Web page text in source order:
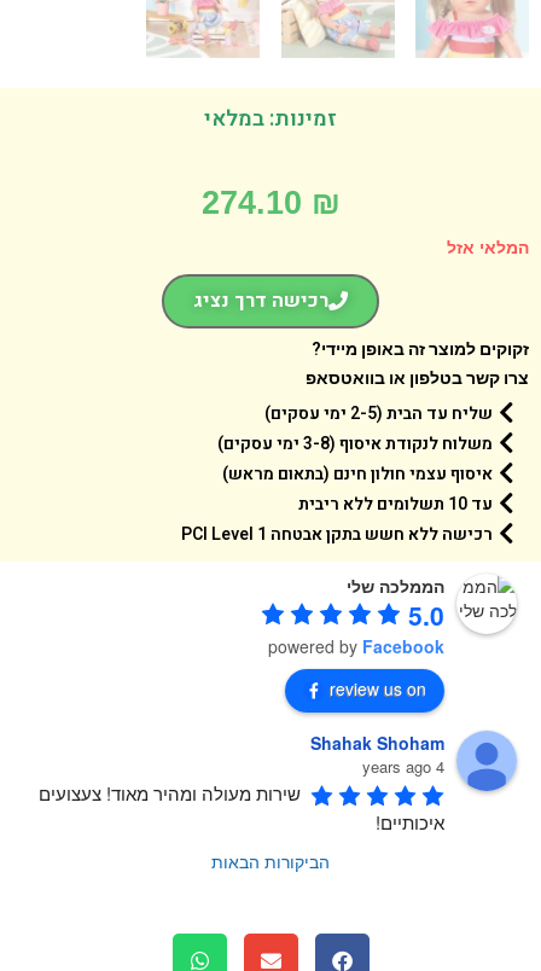
זמינות: במלאי
274.10
אזל
רכישה דרך נציג
למוצר זה באופן מיידי?
קשר בטלפון או בוואטסאפ
שליח עד הבית (2-5 ימי עסקים)
משלוח לנקודת איסוף (3-8 ימי עסקים)
איסוף עצמי חולון חינם (בתאום מראש)
עד 10 תשלומים ללא ריבית
רכישה ללא חשש בתקן אבטחה 1 PCI Level
הממלכה שלי
5.0
powered byFacebook
review us on
Shahak Shoham
4 years ago
שירות מעולה ומהיר מאוד! צעצועים
איכותיים!
הביקורות הבאות